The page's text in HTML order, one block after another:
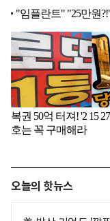
오늘의 핫뉴스